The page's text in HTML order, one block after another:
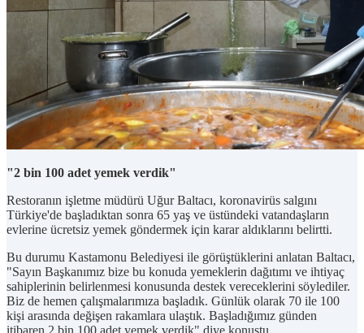
"2 bin 100 adet yemek verdik"
Restoranın işletme müdürü Uğur Baltacı, koronavirüs salgını
Türkiye'de başladıktan sonra 65 yaş ve üstündeki vatandaşların
evlerine ücretsiz yemek göndermek için karar aldıklarını belirtti.
Bu durumu Kastamonu Belediyesi ile görüştüklerini anlatan Baltacı,
"Sayın Başkanımız bize bu konuda yemeklerin dağıtımı ve ihtiyaç
sahiplerinin belirlenmesi konusunda destek vereceklerini söylediler.
Biz de hemen çalışmalarımıza başladık. Günlük olarak 70 ile 100
kişi arasında değişen rakamlara ulaştık. Başladığımız günden
itibaren 2 bin 100 adet yemek verdik" diye konuştu.